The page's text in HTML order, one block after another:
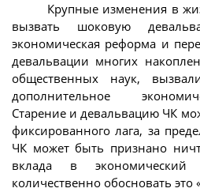
Крупные изменения в
вызвать шоковую
экономическая реформа и
девальвации многих
общественных наук,
дополнительное
Старение и девальвацию ЧК
фиксированного лага, за
ЧК может быть признано
вклада в
количественно обосновать это